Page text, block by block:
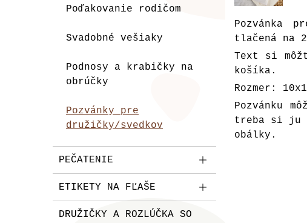
Poďakovanie rodičom
Svadobné vešiaky
Podnosy a krabičky na
obrúčky
Pozvánky pre
družičky/svedkov
PEČATENIE
ETIKETY NA FĽAŠE
DRUŽIČKY A ROZLÚČKA SO
Pozvánka
tlačená na
Text si
košíka.
Rozmer:
Pozvánku
treba si ju
obálky.